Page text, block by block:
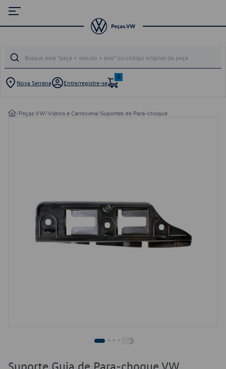
Nova Serrana Entre/registre-se
0
/Peças VW/Vidros e Carroceria/Suportes de Para-choque
Suporte Guia de Para-choque VW